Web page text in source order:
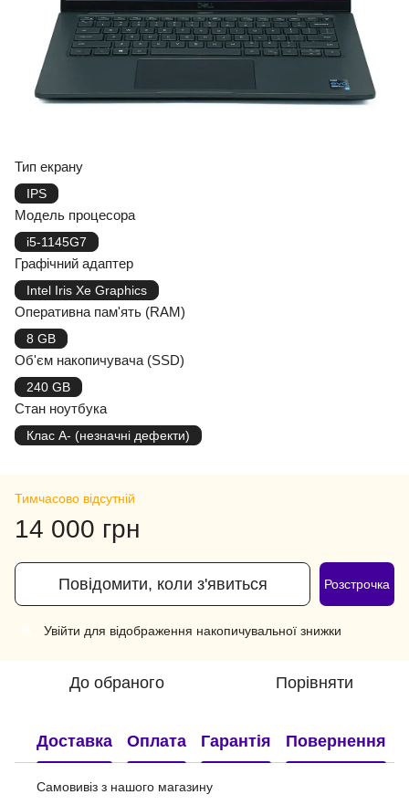
Тип екрану
IPS
Модель процесора
i5-1145G7
Графічний адаптер
Intel Iris Xe Graphics
Оперативна пам'ять (RAM)
8 GB
Об'єм накопичувача (SSD)
240 GB
Стан ноутбука
Клас A- (незначні дефекти)
Тимчасово відсутній
14 000 грн
Повідомити, коли з'явиться Розстрочка
Увійти для відображення накопичувальної знижки
До обраного Порівняти
Доставка Оплата Гарантія Повернення
Самовивіз з нашого магазину